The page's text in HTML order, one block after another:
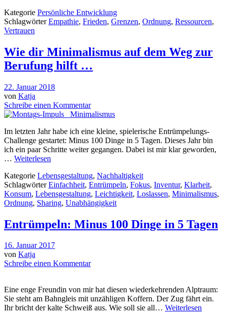
Kategorie Persönliche Entwicklung
SchlagwörterEmpathie, Frieden, Grenzen, Ordnung, Ressourcen,
Vertrauen
Wie dir Minimalismus auf dem Weg zur
Berufung hilft …
22. Januar 2018
von Katja
Schreibe einen Kommentar
Im letzten Jahr habe ich eine kleine, spielerische Entrümpelungs-
Challenge gestartet: Minus 100 Dinge in 5 Tagen. Dieses Jahr bin
ich ein paar Schritte weiter gegangen. Dabei ist mir klar geworden,
… Weiterlesen
Kategorie Lebensgestaltung, Nachhaltigkeit
SchlagwörterEinfachheit, Entrümpeln, Fokus, Inventur, Klarheit,
Konsum, Lebensgestaltung, Leichtigkeit, Loslassen, Minimalismus,
Ordnung, Sharing, Unabhängigkeit
Entrümpeln: Minus 100 Dinge in 5 Tagen
16. Januar 2017
von Katja
Schreibe einen Kommentar
Eine enge Freundin von mir hat diesen wiederkehrenden Alptraum:
Sie steht am Bahngleis mit unzähligen Koffern. Der Zug fährt ein.
Ihr bricht der kalte Schweiß aus. Wie soll sie all… Weiterlesen